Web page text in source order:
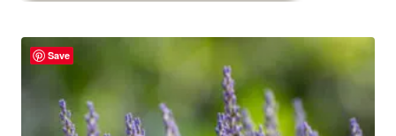
Varianten
auf.
Die
Optionen
Save